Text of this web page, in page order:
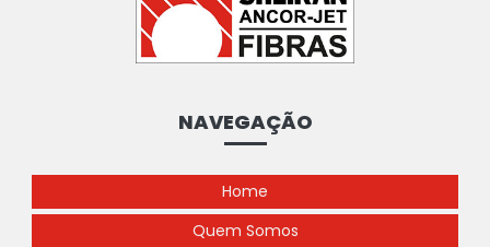
NAVEGAÇÃO
Home
Quem Somos